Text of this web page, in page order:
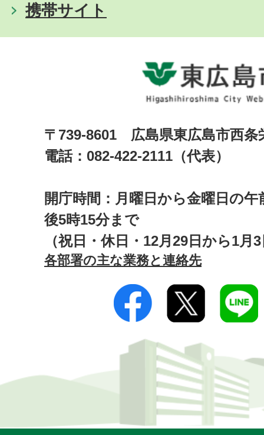
携帯サイト
〒739-8601 広島県東広島市西
電話：082-422-2111（代表）
開庁時間：月曜日から金曜日の午
後5時15分まで
（祝日・休日・12月29日から1月
各部署の主な業務と連絡先